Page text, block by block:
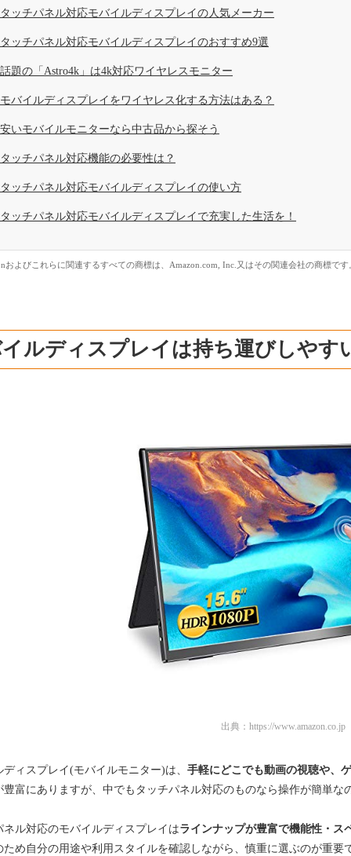
タッチパネル対応モバイルディスプレイの人気メーカー
タッチパネル対応モバイルディスプレイのおすすめ9選
話題の「Astro4k」は4k対応ワイヤレスモニター
モバイルディスプレイをワイヤレス化する方法はある？
安いモバイルモニターなら中古品から探そう
タッチパネル対応機能の必要性は？
タッチパネル対応モバイルディスプレイの使い方
タッチパネル対応モバイルディスプレイで充実した生活を！
およびこれらに関連するすべての商標は、Amazon.com, Inc.又はその関連会社の商標です
ルディスプレイは持ち運びしやす
出典： https://www.amazon.co.jp
ディスプレイ(モバイルモニター)は、 手軽にどこでも動画の視聴や、
豊富にありますが、中でもタッチパネル対応のものなら操作が簡単な
ネル対応のモバイルディスプレイはラインナップが豊富で機能性・ス
ため自分の用途や利用スタイルを確認しながら、慎重に選ぶのが重要